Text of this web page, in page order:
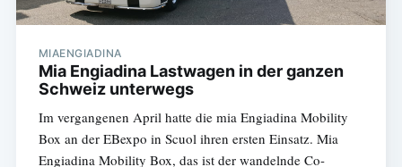
MIAENGIADINA
Mia Engiadina Lastwagen in der ganzen
Schweiz unterwegs
Im vergangenen April hatte die mia Engiadina Mobility
Box an der EBexpo in Scuol ihren ersten Einsatz. Mia
Engiadina Mobility Box, das ist der wandelnde Co-